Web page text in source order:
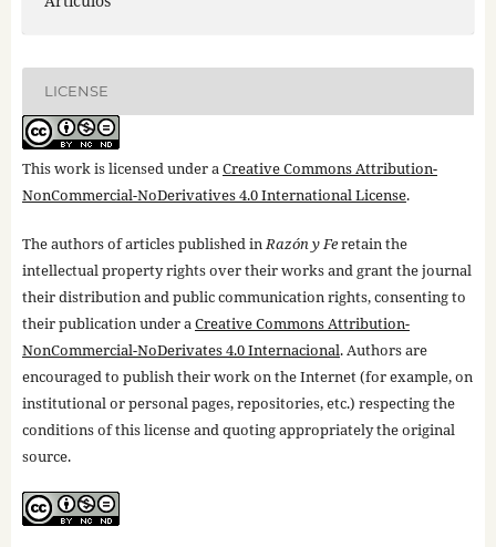
LICENSE
This work is licensed under aCreative Commons Attribution-
NonCommercial-NoDerivatives 4.0 International License.
The authors of articles published inRazón y Feretain the
intellectual property rights over their works and grant the journal
their distribution and public communication rights, consenting to
their publication under aCreative Commons Attribution-
NonCommercial-NoDerivates 4.0 Internacional. Authors are
encouraged to publish their work on the Internet (for example, on
institutional or personal pages, repositories, etc.) respecting the
conditions of this license and quoting appropriately the original
source.